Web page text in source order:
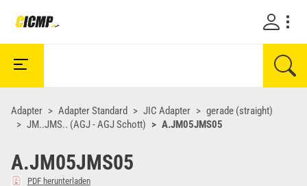
Adapter Adapter Standard JIC Adapter
gerade (straight)
JM..JMS.. (AGJ - AGJ Schott)
A.JM05JMS05
A.JM05JMS05
PDF herunterladen